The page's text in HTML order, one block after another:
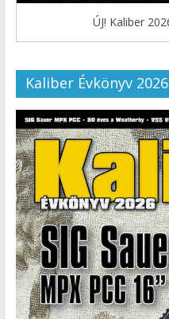
ÚJ! Kaliber
Kaliber Évkönyv 2026